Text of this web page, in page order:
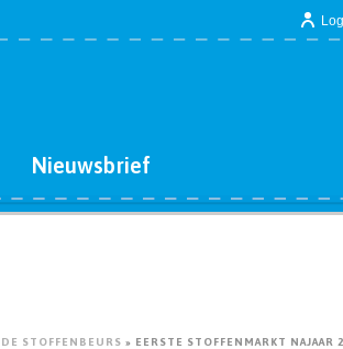
Nieuwsbrief
STOFFENBEURS » EERSTE STOFFENMARKT NAJAAR